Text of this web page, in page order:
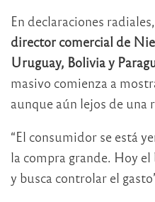
En declaraciones radiales,
director comercial de
Uruguay, Bolivia y
masivo comienza a
aunque aún lejos de una
“El consumidor se está
la compra grande. Hoy
y busca controlar el